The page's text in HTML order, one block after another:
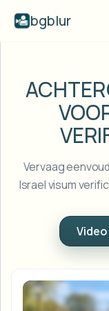
bgblur
Voorbeelden
Blader door de
Kenteken
View all
Scholen &
Bronnen
Vervaag
Israel visum